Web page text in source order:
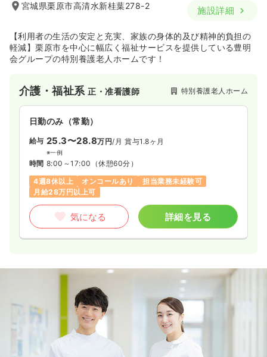
宮城県栗原市高清水新桂葉278-2 施設詳細
【利用者の生活の安定と充実、家族の身体的及び精神的負担の
軽減】栗原市を中心に幅広く福祉サービスを提供している豊明
会グループの特別養護老人ホームです！
介護・福祉系正・准看護師 特別養護老人ホーム
日勤のみ（常勤）
給与 25.3〜28.8万円/月 賞与1.8ヶ月
※一例
時間 8:00～17:00 （休憩60分）
4週8休以上
オンコールあり
担当業務未経験可
月給28万円以上可
気になる 詳細を見る